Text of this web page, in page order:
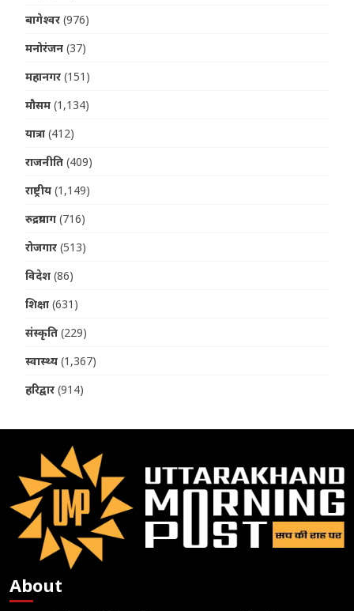
बागेश्वर (976)
मनोरंजन (37)
महानगर (151)
मौसम (1,134)
यात्रा (412)
राजनीति (409)
राष्ट्रीय (1,149)
रुद्रप्रयाग (716)
रोजगार (513)
विदेश (86)
शिक्षा (631)
संस्कृति (229)
स्वास्थ्य (1,367)
हरिद्वार (914)
About